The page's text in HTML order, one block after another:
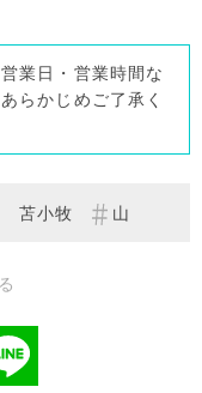
業日・営業時間な
らかじめご了承く
苫小牧 山